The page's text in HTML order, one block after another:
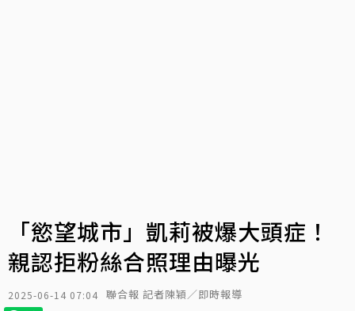
「慾望城市」凱莉被爆大頭症！
親認拒粉絲合照理由曝光
2025-06-14 07:04 聯合報 記者陳穎／即時報導